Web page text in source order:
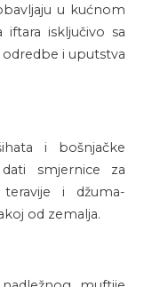
u kućnom
isključivo sa
i uputstva
i bošnjačke
smjernice za
teravije i džuma-
od zemalja.